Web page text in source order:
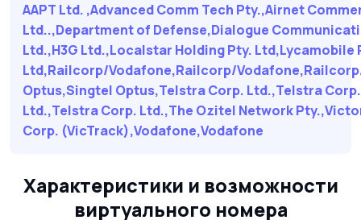
AAPT Ltd. ,Advanced Comm Tech Pty.,Airnet
Ltd..,Department of Defense,Dialogue
Ltd.,H3G Ltd.,Localstar Holding Pty. Ltd,Lycamobile
Ltd,Railcorp/Vodafone,Railcorp/
Optus,Singtel Optus,Telstra Corp. Ltd.,Telstra
Ltd.,Telstra Corp. Ltd.,The Ozitel Network
Corp. (VicTrack),Vodafone,Vodafone
Характеристики и возможности
виртуального номера